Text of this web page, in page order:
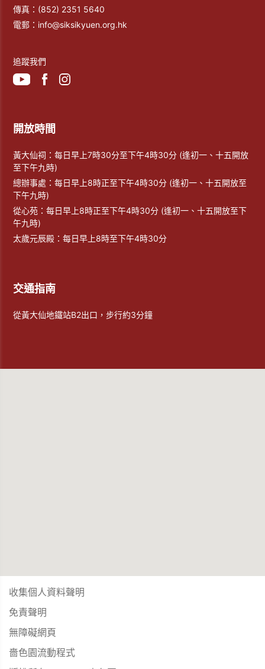
傳真： (852) 2351 5640
電郵： info@siksikyuen.org.hk
追蹤我們
開放時間
黃大仙祠：每日早上7時30分至下午4時30分 (逢初一、十五開放
至下午九時)
總辦事處：每日早上8時正至下午4時30分 (逢初一、十五開放至
下午九時)
從心苑：每日早上8時正至下午4時30分 (逢初一、十五開放至下
午九時)
太歲元辰殿：每日早上8時至下午4時30分
交通指南
從黃大仙地鐵站B2出口，步行約3分鐘
收集個人資料聲明
免責聲明
無障礙網頁
嗇色園流動程式